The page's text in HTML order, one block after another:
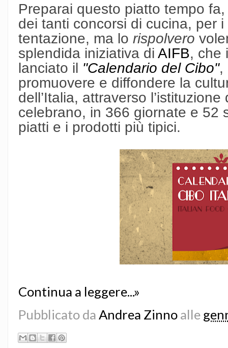
Preparai questo piatto tempo
dei tanti concorsi di cucina, per
tentazione, ma lo rispolvero
splendida iniziativa di AIFB, che
lanciato il "Calendario del Cibo",
promuovere e diffondere la
dell’Italia, attraverso
celebrano, in 366 giornate e 52
piatti e i prodotti più tipici.
Continua a leggere...»
Pubblicato da Andrea Zinno alle